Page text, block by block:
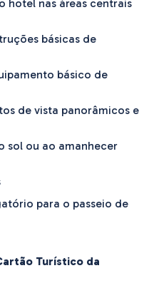
hotel nas áreas centrais
básicas de
básico de
de vista panorâmicos e
sol ou ao amanhecer
para o passeio de
Turístico da